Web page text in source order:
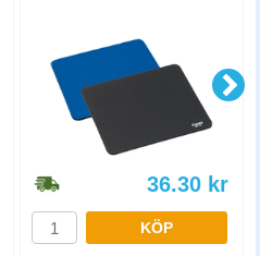
36.30 kr
KÖP